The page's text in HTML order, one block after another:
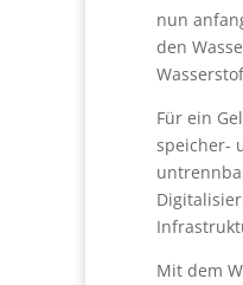
nun
den
Für ein
speicher-
Mit dem